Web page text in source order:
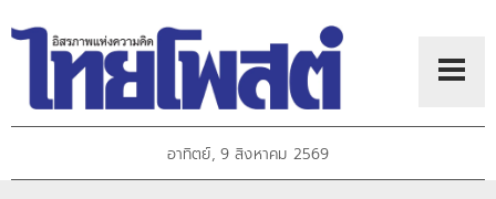
อาทิตย์, 9 สิงหาคม 2569